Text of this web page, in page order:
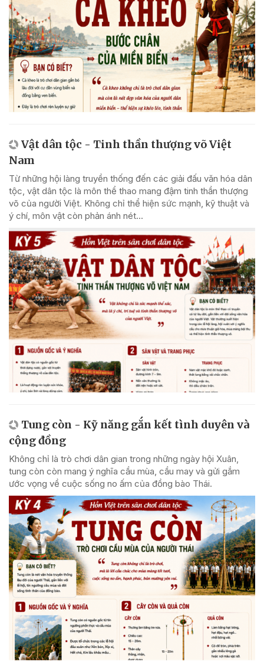
Vật dân tộc - Tinh thần thượng võ Việt
Nam
Từ những hội làng truyền thống đến các giải đấu văn hóa dân
tộc, vật dân tộc là môn thể thao mang đậm tinh thần thượng
võ của người Việt. Không chỉ thể hiện sức mạnh, kỹ thuật và
ý chí, môn vật còn phản ánh nét...
Tung còn - Kỹ năng gắn kết tình duyên và
cộng đồng
Không chỉ là trò chơi dân gian trong những ngày hội Xuân,
tung còn còn mang ý nghĩa cầu mùa, cầu may và gửi gắm
ước vọng về cuộc sống no ấm của đồng bào Thái.